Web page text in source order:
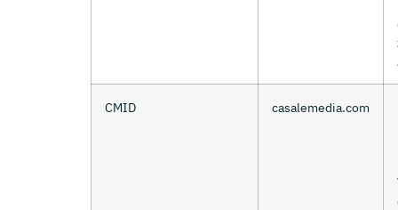
CMID casalemedia.com